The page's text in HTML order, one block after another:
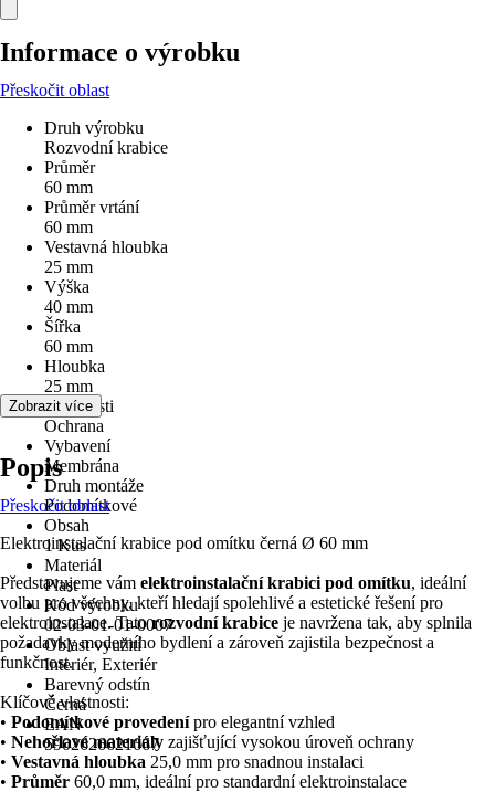
Informace o výrobku
Přeskočit oblast
Druh výrobku
Rozvodní krabice
Průměr
60 mm
Průměr vrtání
60 mm
Vestavná hloubka
25 mm
Výška
40 mm
Šířka
60 mm
Hloubka
25 mm
Vlastnosti
Ochrana
Vybavení
Membrána
Druh montáže
Podomítkové
Obsah
1 Kus
Materiál
Plast
Kód výrobku
02-03-01-01-0007
Oblast využití
Interiér, Exteriér
Barevný odstín
Černá
EAN
5902626621667
Zobrazit více
Popis
Přeskočit oblast
Elektroinstalační krabice pod omítku černá Ø 60 mm
Představujeme vám elektroinstalační krabici pod omítku, ideální
volbu pro všechny, kteří hledají spolehlivé a estetické řešení pro
elektroinstalace. Tatorozvodní krabice je navržena tak, aby splnila
požadavky moderního bydlení a zároveň zajistila bezpečnost a
funkčnost.
Klíčové vlastnosti:
• Podomítkové provedenípro elegantní vzhled
• Nehořlavé materiály zajišťující vysokou úroveň ochrany
• Vestavná hloubka 25,0 mm pro snadnou instalaci
• Průměr 60,0 mm, ideální pro standardní elektroinstalace